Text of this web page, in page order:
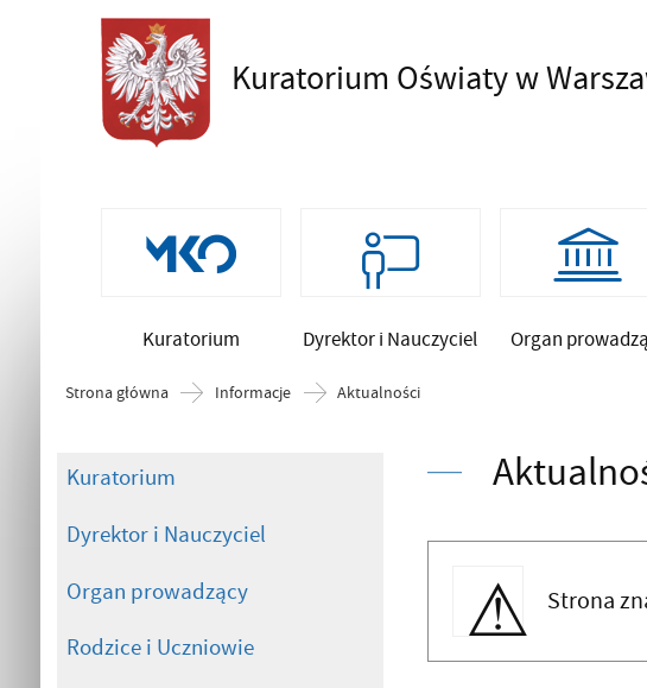
Kuratorium Oświatyw
Szukaj
Kuratorium Dyrektor i Nauczyciel Organ
Strona główna Informacje Aktualności
Kuratorium
Dyrektor i Nauczyciel
Organ prowadzący
Rodzice i Uczniowie
Strona